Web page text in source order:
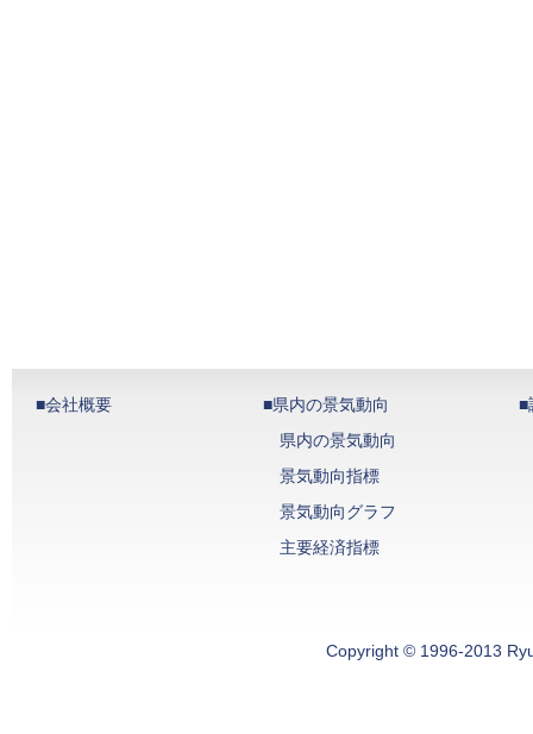
■会社概要
■県内の景気動向
県内の景気動向
景気動向指標
景気動向グラフ
主要経済指標
■
Copyright © 1996-2013